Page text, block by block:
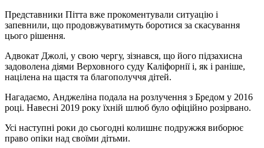
Представники Пітта вже прокоментували ситуацію і
запевнили, що продовжуватимуть боротися за скасування
цього рішення.
Адвокат Джолі, у свою чергу, зізнався, що його підзахисна
задоволена діями Верховного суду Каліфорнії і, як і раніше,
націлена на щастя та благополуччя дітей.
Нагадаємо, Анджеліна подала на розлучення з Бредом у 2016
році. Навесні 2019 року їхній шлюб було офіційно розірвано.
Усі наступні роки до сьогодні колишнє подружжя виборює
право опіки над своїми дітьми.